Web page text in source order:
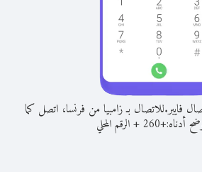
فايبر.للاتصال بـ زامبيا من فرنسا، اتصل كما
أدناه:+
260
+الرقم المحلي